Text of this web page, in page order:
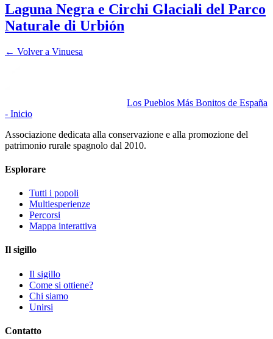
Laguna Negra e Circhi Glaciali del Parco
Naturale di Urbión
← Volver a Vinuesa
Los Pueblos Más Bonitos de España
- Inicio
Associazione dedicata alla conservazione e alla promozione del
patrimonio rurale spagnolo dal 2010.
Esplorare
Tutti i popoli
Multiesperienze
Percorsi
Mappa interattiva
Il sigillo
Il sigillo
Come si ottiene?
Chi siamo
Unirsi
Contatto